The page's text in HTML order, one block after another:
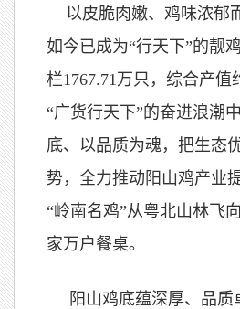
以皮脆肉嫩、鸡味浓郁
如今已成为“行天下”的靓
栏1767.71万只，综合产值
“广货行天下”的奋进浪潮
底、以品质为魂，把生态
势，全力推动阳山鸡产业
“岭南名鸡”从粤北山林飞
家万户餐桌。
阳山鸡底蕴深厚、品质